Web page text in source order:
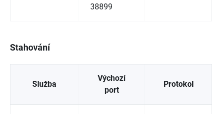
38899
Stahování
Služba
Výchozí
port
Protokol